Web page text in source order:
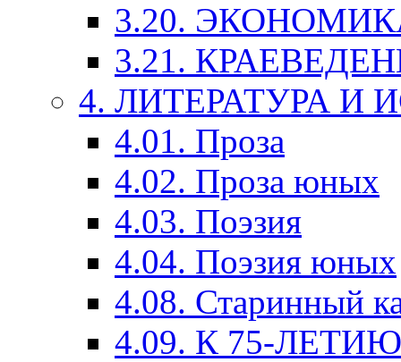
3.20.
3.21.
4. ЛИТЕРАТУРА И
4.01. Проза
4.02. Проза юных
4.03. Поэзия
4.04. Поэзия юных
4.08. Старинный
4.09. К 75-